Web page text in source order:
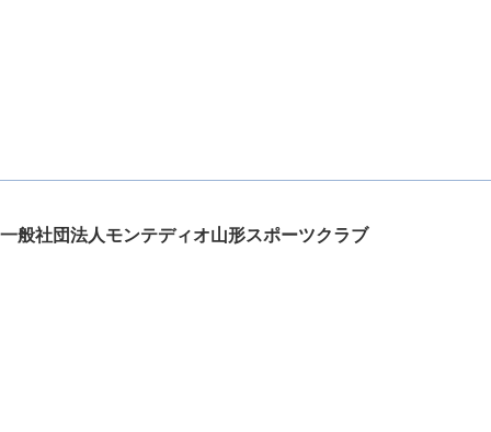
一般社団法人モンテディオ山形スポーツクラブ